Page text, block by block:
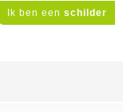
Ik ben een schilder